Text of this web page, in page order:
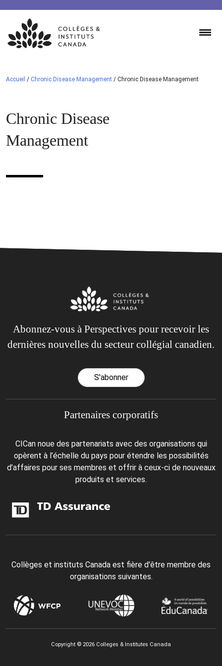
Skip
content
Accueil / Chronic Disease Management / Chronic Disease Management
Chronic Disease
Management
Abonnez-vous à Perspectives pour recevoir les
dernières nouvelles du secteur collégial canadien.
S'abonner
Partenaires corporatifs
CICan noue des partenariats avec des organisations qui
opèrent à l’échelle du pays pour étendre les possibilités
d’affaires pour ses membres et offrir à ceux-ci de nouveaux
produits et services.
Collèges et instituts Canada est fière d'être membre des
organisations suivantes.
Copyright © 2026 Colleges & Institutes Canada